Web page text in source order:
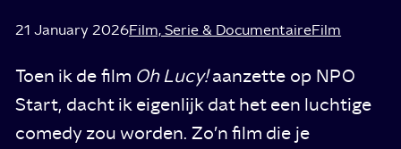
21 January 2026Film, Serie & DocumentaireFilm
Toen ik de film Oh Lucy!aanzette op NPO
Start, dacht ik eigenlijk dat het een luchtige
comedy zou worden. Zo’n film die je